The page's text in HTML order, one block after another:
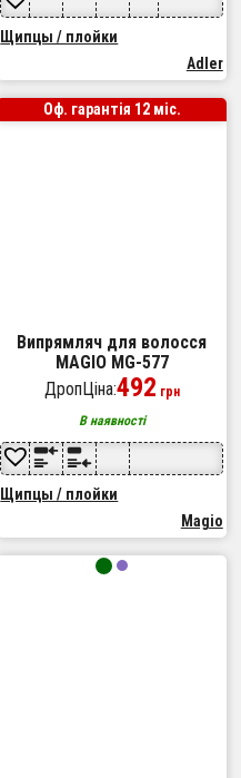
Щипцы / плойки
Adler
Випрямляч для волосся
MAGIO MG-577
ДропЦіна:492 грн
В наявності
Щипцы / плойки
Magio
Оф. гарантія 12 міс.